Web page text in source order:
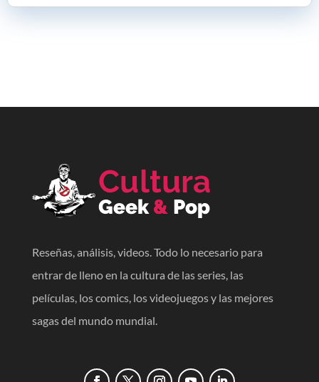
Reseñas, análisis, videos. Todo lo necesario para
entrar de lleno en la cultura de las series, las
películas, los comics, los videojuegos y las mejores
sagas del mundo mundial.